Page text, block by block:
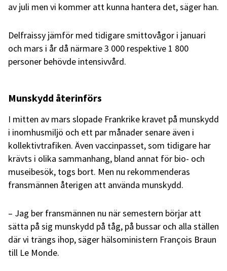
av juli men vi kommer att kunna hantera det, säger han.
Delfraissy jämför med tidigare smittovågor i januari
och mars i år då närmare 3 000 respektive 1 800
personer behövde intensivvård.
Munskydd återinförs
I mitten av mars slopade Frankrike kravet på munskydd
i inomhusmiljö och ett par månader senare även i
kollektivtrafiken. Även vaccinpasset, som tidigare har
krävts i olika sammanhang, bland annat för bio- och
museibesök, togs bort. Men nu rekommenderas
fransmännen återigen att använda munskydd.
– Jag ber fransmännen nu när semestern börjar att
sätta på sig munskydd på tåg, på bussar och alla ställen
där vi trängs ihop, säger hälsoministern François Braun
till Le Monde.